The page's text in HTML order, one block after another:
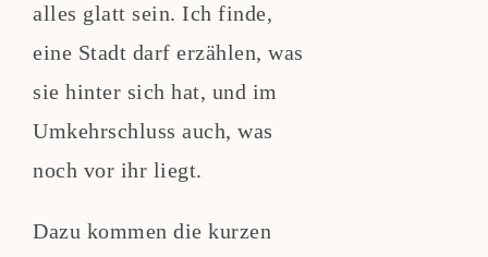
alles glatt sein. Ich finde,
eine Stadt darf erzählen, was
sie hinter sich hat, und im
Umkehrschluss auch, was
noch vor ihr liegt.
Dazu kommen die kurzen